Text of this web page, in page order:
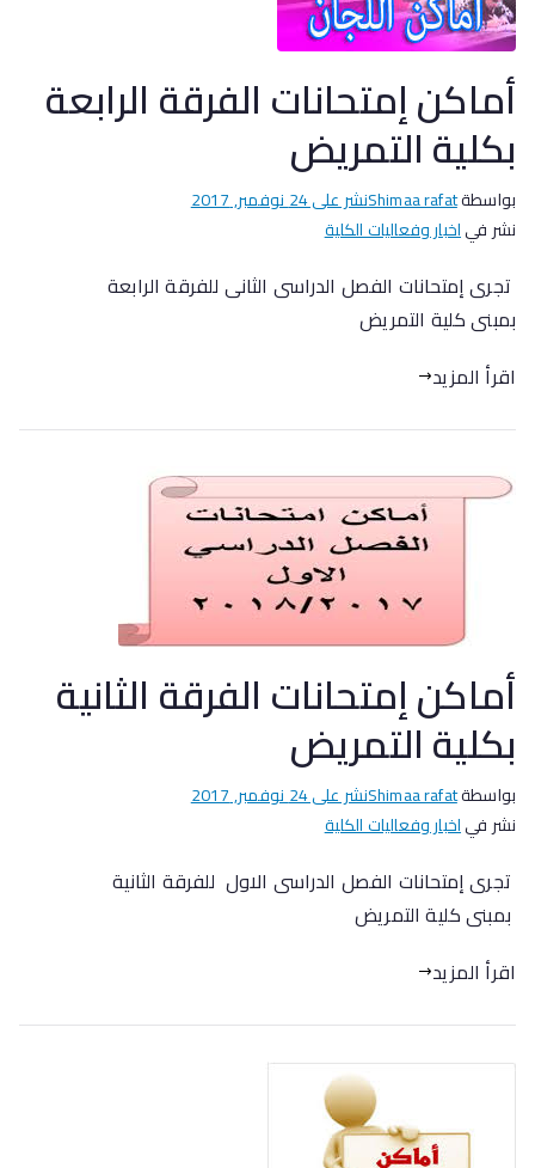
أماكن إمتحانات الفرقة الرابعة
بكلية التمريض
بواسطةShimaa rafatنشر على24 نوفمبر, 2017
نشر فياخبار وفعاليات الكلية
تجرى إمتحانات الفصل الدراسى الثانى للفرقة الرابعة
بمبنى كلية التمريض
اقرأ المزيد
أماكن إمتحانات الفرقة الثانية
بكلية التمريض
بواسطةShimaa rafatنشر على24 نوفمبر, 2017
نشر فياخبار وفعاليات الكلية
تجرى إمتحانات الفصل الدراسى الاول للفرقة الثانية
بمبنى كلية التمريض
اقرأ المزيد